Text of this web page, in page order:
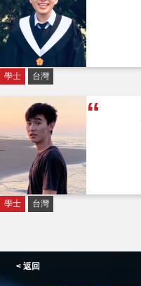
學士 台灣
學士 台灣
< 返回